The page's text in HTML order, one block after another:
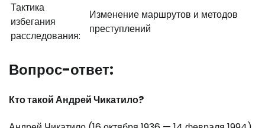
Тактика
избегания
расследования:
Изменение маршрутов и методов
преступлений
Вопрос-ответ:
Кто такой Андрей Чикатило?